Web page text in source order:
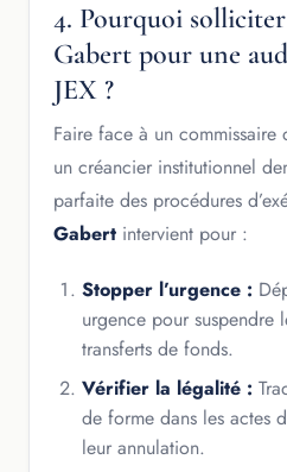
4. Pourquoi
Gabert pour une
JEX ?
Faire face à un commissaire
un créancier institutionnel
parfaite des procédures
Gabert intervient pour :
Stopper l’urgence :
urgence pour suspendre
transferts de fonds.
Vérifier la légalité :
de forme dans les actes
leur annulation.